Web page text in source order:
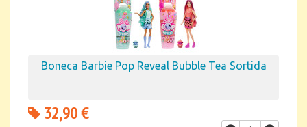
Boneca Barbie Pop Reveal Bubble Tea Sortida
32,90 €